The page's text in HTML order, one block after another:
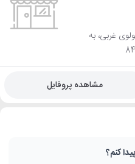
مولوی غربی، به
مشاهده پروفایل
کنم؟